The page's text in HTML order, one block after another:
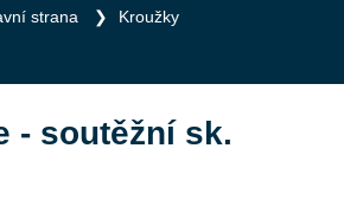
strana Kroužky
- soutěžní sk.